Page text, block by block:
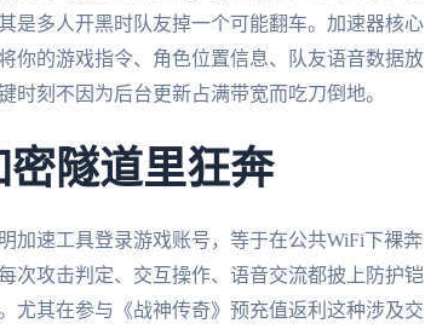
是多人开黑时队友掉一个可能翻车。加速器核心
你的游戏指令、角色位置信息、队友语音数据放
刻不因为后台更新占满带宽而吃刀倒地。
隧道里狂奔
加速工具登录游戏账号，等于在公共WiFi下裸奔
攻击判定、交互操作、语音交流都披上防护铠
尤其在参与《战神传奇》预充值返利这种涉及交